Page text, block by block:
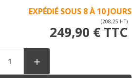
EXPÉDIÉ SOUS 8 À 10 JOURS
(208,25 HT)
249,90 € TTC
